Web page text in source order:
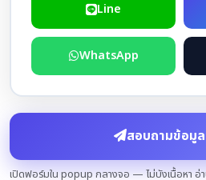
Line
WhatsApp
สอบถามข้อมู
เปิดฟอร์มใน popup กลางจอ — ไม่บังเนื้อหา